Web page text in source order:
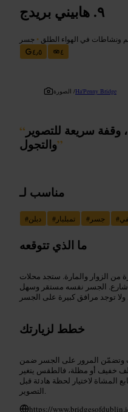
هابيني بريدج
ونشاطات في الهواء الطلق • جسر
٤٫٥
٤
الصورة /Ha'Penny Bridge
“ سريعة للتصوير
والتجول”
مناسب لـ
#دبلن # تمبلبار # جسر #
ما الذي تتوقعه
الزوار والمارة. ستجد محلات
شارع. الجسر نفسه مستقر وسهل
خطط لزيارتك
وتضمّن المرور على الجسر ضمن
أو مظلة، فالطقس يتغير
المشاة لاختيار لحظة هادئة قبل
التصوير.
https://